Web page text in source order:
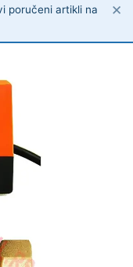
poručeni artikli na
✕